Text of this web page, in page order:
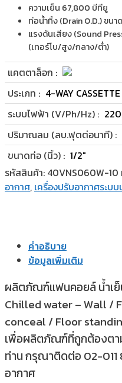
ความเย็น 67,800 บีทียู
ท่อน้ำทิ้ง (Drain O.D.) ขนา
แรงดันเสียง (Sound
(เทอร์โบ/สูง/กลาง/ต่ำ)
แคตตาล็อก :
ประเภท : 4-WAY CASSETTE
ระบบไฟฟ้า (V/Ph/Hz) :
ปริมาณลม (ลบ.ฟุตต่อนาที) :
ขนาดท่อ (นิ้ว) : 1/2"
รหัสสินค้า: 40VNS060W-10
อากาศ, เครื่องปรับอากาศระบบ
คำอธิบาย
ข้อมูลเพิ่มเติม
ผลิตภัณฑ์แฟนคอยล์ น้ำเ
Chilled water – Wall /
conceal / Floor
เพื่อผลิตภัณฑ์ที่ถูกต้องตา
ท่าน กรุณาติดต่อ 02-011
อากาศ